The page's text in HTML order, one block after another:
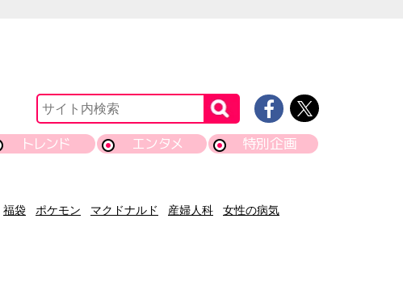
トレンド エンタメ 特別企画
福袋 ポケモン マクドナルド 産婦人科
女性の病気